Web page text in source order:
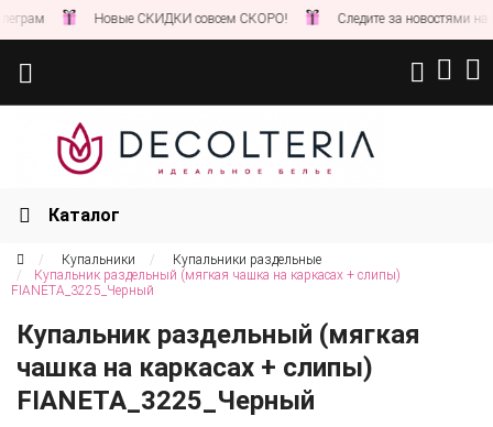
Новые СКИДКИ совсем СКОРО! Следите за новостями на нашем
Каталог
Купальники
Купальники раздельные
Купальник раздельный (мягкая чашка на каркасах + слипы)
FIANETA_3225_Черный
Купальник раздельный (мягкая
чашка на каркасах + слипы)
FIANETA_3225_Черный